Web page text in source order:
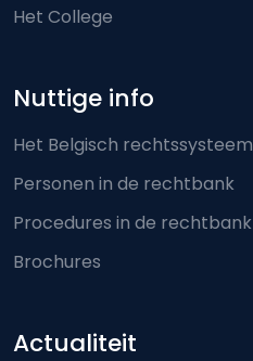
Het College
Nuttige info
Het Belgisch rechtssysteem
Personen in de rechtbank
Procedures in de rechtbank
Brochures
Actualiteit